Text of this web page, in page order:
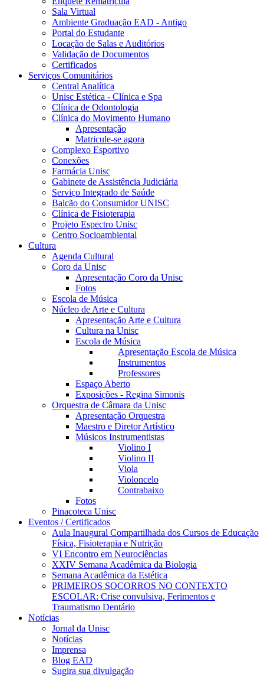
Sala Virtual
Ambiente Graduação EAD - Antigo
Portal do Estudante
Locação de Salas e Auditórios
Validação de Documentos
Certificados
Serviços Comunitários
Central Analítica
Unisc Estética - Clínica e Spa
Clínica de Odontologia
Clínica do Movimento Humano
Apresentação
Matricule-se agora
Complexo Esportivo
Conexões
Farmácia Unisc
Gabinete de Assistência Judiciária
Serviço Integrado de Saúde
Balcão do Consumidor UNISC
Clínica de Fisioterapia
Projeto Espectro Unisc
Centro Socioambiental
Cultura
Agenda Cultural
Coro da Unisc
Apresentação Coro da Unisc
Fotos
Escola de Música
Núcleo de Arte e Cultura
Apresentação Arte e Cultura
Cultura na Unisc
Escola de Música
Apresentação Escola de Música
Instrumentos
Professores
Espaço Aberto
Exposições - Regina Simonis
Orquestra de Câmara da Unisc
Apresentação Orquestra
Maestro e Diretor Artístico
Músicos Instrumentistas
Violino I
Violino II
Viola
Violoncelo
Contrabaixo
Fotos
Pinacoteca Unisc
Eventos / Certificados
Aula Inaugural Compartilhada dos Cursos de Educação
Física, Fisioterapia e Nutrição
VI Encontro em Neurociências
XXIV Semana Acadêmica da Biologia
Semana Acadêmica da Estética
PRIMEIROS SOCORROS NO CONTEXTO
ESCOLAR: Crise convulsiva, Ferimentos e
Traumatismo Dentário
Notícias
Jornal da Unisc
Notícias
Imprensa
Blog EAD
Sugira sua divulgação